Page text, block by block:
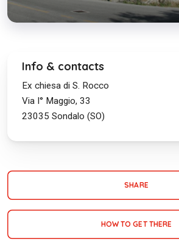
Info & contacts
Ex chiesa di S. Rocco
Via I° Maggio, 33
23035 Sondalo (SO)
SHARE
HOW TO GET THERE